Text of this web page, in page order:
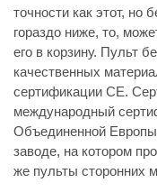
точности как этот, но
гораздо ниже, то,
его в корзину. Пульт
качественных
сертификации CE.
международный
Объединенной
заводе, на котором
же пульты сторонних